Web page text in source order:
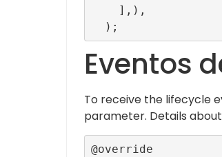
Eventos
To receive the lifecycle
parameter. Details about
@override